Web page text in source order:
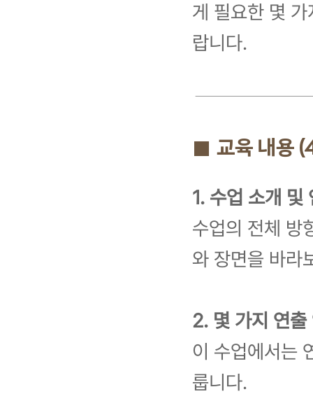
게 필요한 몇
랍니다.
■ 교육 내용
1. 수업 소개 및
수업의 전체 방
와 장면을 바라
2. 몇 가지 연출
이 수업에서는
룹니다.